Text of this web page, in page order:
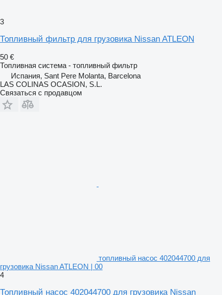
3
Топливный фильтр для грузовика Nissan ATLEON
50 €
Топливная система - топливный фильтр
Испания, Sant Pere Molanta, Barcelona
LAS COLINAS OCASION, S.L.
Связаться с продавцом
топливный насос 402044700 для
грузовика Nissan ATLEON | 00
4
Топливный насос 402044700 для грузовика Nissan